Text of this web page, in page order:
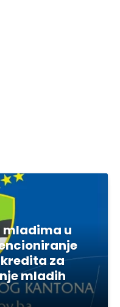
mladima u
za
mladih